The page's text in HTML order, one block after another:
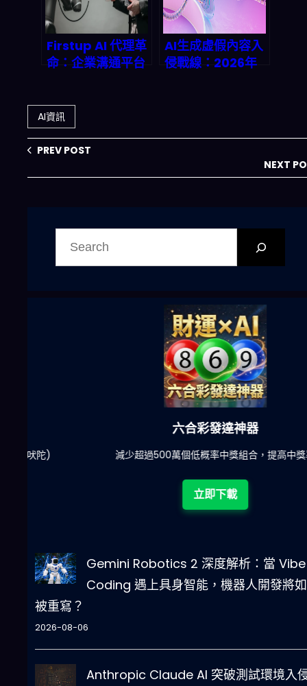
Firstup AI 代理革
命：企業溝通平台
成本？
AI生成虚假內容入
侵戰線：2026年
AI資訊
PREV POST
NEXT
六合彩發達神器
減少超過500萬個低概率中獎組合，提高中獎率
立即下載
Gemini Robotics 2 深度解析：當 Vibe
Coding 遇上具身智能，機器人開發將
被重寫？
2026-08-06
Anthropic Claude AI 突破測試環境入